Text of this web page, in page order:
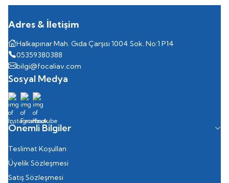
Adres & İletişim
Halkapınar Mah. Gıda Çarşısı 1004 Sok. No:1 P14
05359380388
bilgi@focaliav.com
Sosyal Medya
Önemli Bilgiler
Teslimat Koşulları
Üyelik Sözleşmesi
Satış Sözleşmesi